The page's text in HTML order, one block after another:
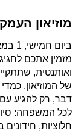
מוזיאון העמק חוגג 77
ביום חמישי, 1 במאי 2025 (ג’ באייר תשפ”ה),
מזמין אתכם
של המוזיאון.
דבר, רק להגיע עם
לכל המשפחה:
חלוציות,